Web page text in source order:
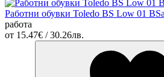
Работни обувки Toledo BS Low 01
работа
от 15.47€ / 30.26лв.